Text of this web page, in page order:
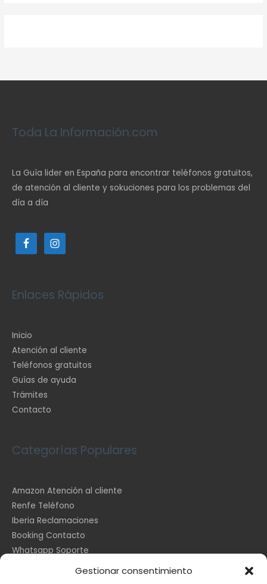
Gestionar consentimiento
Toda La Información.com
La Guía lider en España para encontrar teléfonos gratuitos,
de atención al cliente y sokuciones para los problemas del
día a día
Enlaces Rápidos
Inicio
Atención al cliente
Teléfonos gratuitos
Guías de ayuda
Trámites
Contacto
Categorías Populares
Amazon Atención al cliente
Renfe Teléfono
Iberia Reclamaciones
Booking Contacto
Whatsapp Soporte